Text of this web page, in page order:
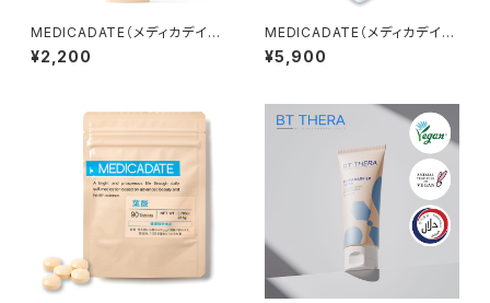
MEDICADATE（メディカデイ
ト）薬用スムーズリムーバー
¥2,200
MEDICADATE（メディカデイ
ト）NMNサプリメント6000mg
¥5,900